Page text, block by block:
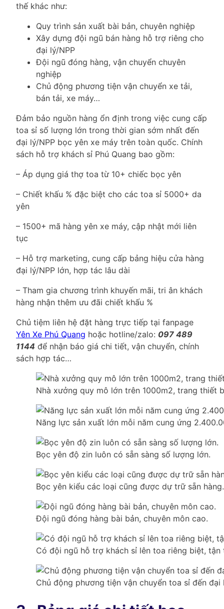
thế khác như:
Quy trình sản xuất bài bản, chuyên nghiệp
Xây dựng đội ngũ bán hàng hỗ trợ riêng cho
đại lý/NPP
Đội ngũ đóng hàng, vận chuyển chuyên
nghiệp
Chủ động phương tiện vận chuyển xe tải,
bán tải, xe máy…
Đảm bảo nguồn hàng ổn định trong việc cung cấp
toa sỉ số lượng lớn trong thời gian sớm nhất đến
đại lý/NPP bọc yên xe máy trên toàn quốc. Chính
sách hỗ trợ khách sỉ Phú Quang bao gồm:
– Áp dụng giá thợ toa từ 10+ chiếc bọc yên
– Chiết khấu % đặc biệt cho các toa sỉ 5000+ da
yên
– 1500+ mã hàng yên xe máy, cập nhật mới liên
tục
– Hỗ trợ marketing, cung cấp bảng hiệu cửa hàng
đại lý/NPP lớn, hợp tác lâu dài
– Tham gia chương trình khuyến mãi, tri ân khách
hàng nhận thêm ưu đãi chiết khấu %
Chủ tiệm liên hệ đặt hàng trực tiếp tại fanpage
Yên Xe Phú Quang hoặc hotline/zalo: 097 489
1144 để nhận báo giá chi tiết, vận chuyển, chính
sách hợp tác…
Nhà xưởng quy mô lớn trên 1000m2, trang thiết
Năng lực sản xuất lớn mỗi năm cung ứng
Bọc yên độ zin luôn có sẵn sàng số lượng lớn.
Bọc yên kiểu các loại cũng được dự trữ sẵn hàng.
Đội ngũ đóng hàng bài bản, chuyên môn cao.
Có đội ngũ hỗ trợ khách sỉ lên toa riêng biệt, tận
Chủ động phương tiện vận chuyển toa sỉ đến đại